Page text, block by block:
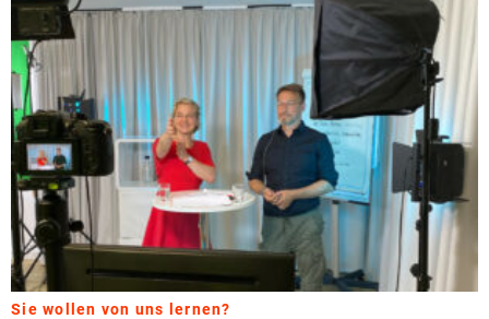
Sie wollen von uns lernen?